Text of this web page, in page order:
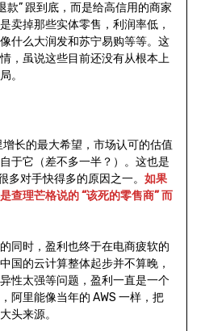
款” 跟到底，而是给高信用的商家
卖掉那些实体零售，利润率低，
什么大润发和苏宁易购等等。这
，虽说这些目前还没有从根本上
。
增长的最大希望，市场认可的估值
于它（差不多一半？）。这也是
对手快得多的原因之一。 如果
查理芒格说的 “该死的零售商” 而
同时，盈利也终于在电商疲软的
国的云计算整体起步并不算晚，
性太强等问题，盈利一直是一个
阿里能像当年的 AWS 一样，把
头来源。